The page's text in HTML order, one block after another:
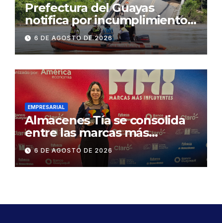
Prefectura del Guayas
notifica por incumplimiento
contractual a la
Concesionaria CONORTE y
exige celeridad en
desmontaje del puente
Gonzalo Icaza Cornejo, en
Daule
6 DE AGOSTO DE 2026
EMPRESARIAL
Almacenes Tía se consolida
entre las marcas más
influyentes del Ecuador
6 DE AGOSTO DE 2026